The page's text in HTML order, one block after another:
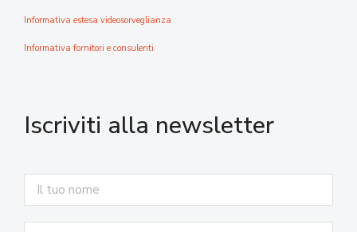
Informativa estesa videosorveglianza
Informativa fornitori e consulenti
Iscriviti alla newsletter